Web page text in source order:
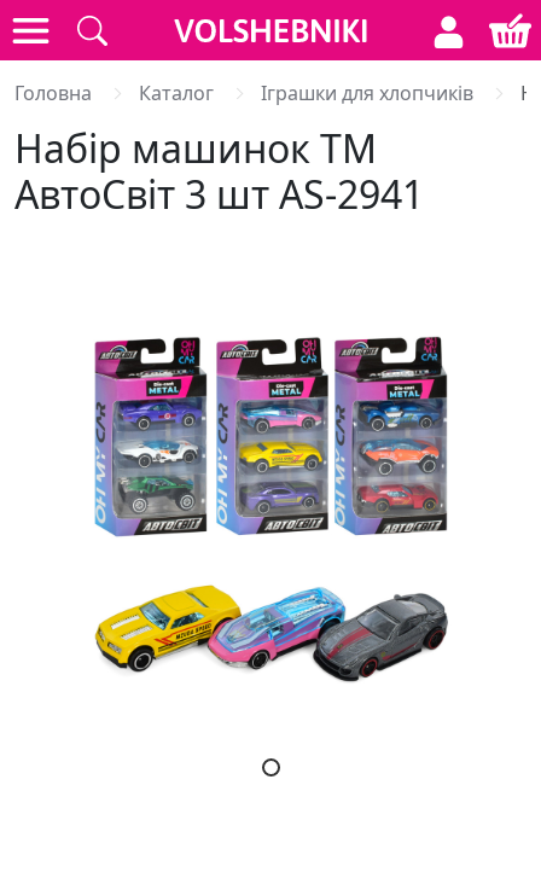
Головна Каталог Іграшки для хлопчиків
Набір машинок ТМ
АвтоСвіт 3 шт AS-2941